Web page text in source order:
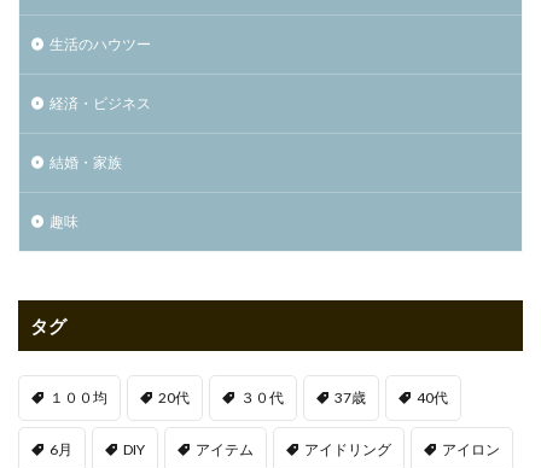
生活のハウツー
経済・ビジネス
結婚・家族
趣味
タグ
１００均 20代 ３０代 37歳 40代
6月 DIY アイテム アイドリング アイロン